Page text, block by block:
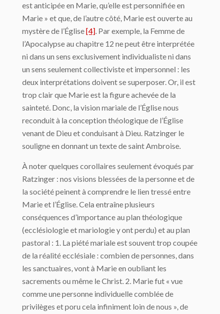
est anticipée en Marie, qu’elle est personnifiée en
Marie » et que, de l’autre côté, Marie est ouverte au
mystère de l’Église[4]. Par exemple, la Femme de
l’Apocalypse au chapitre 12 ne peut être interprétée
ni dans un sens exclusivement individualiste ni dans
un sens seulement collectiviste et impersonnel : les
deux interprétations doivent se superposer. Or, il est
trop clair que Marie est la figure achevée de la
sainteté. Donc, la vision mariale de l’Église nous
reconduit à la conception théologique de l’Église
venant de Dieu et conduisant à Dieu. Ratzinger le
souligne en donnant un texte de saint Ambroise.
À noter quelques corollaires seulement évoqués par
Ratzinger : nos visions blessées de la personne et de
la société peinent à comprendre le lien tressé entre
Marie et l’Église. Cela entraîne plusieurs
conséquences d’importance au plan théologique
(ecclésiologie et mariologie y ont perdu) et au plan
pastoral : 1. La piété mariale est souvent trop coupée
de la réalité ecclésiale : combien de personnes, dans
les sanctuaires, vont à Marie en oubliant les
sacrements ou même le Christ. 2. Marie fut « vue
comme une personne individuelle comblée de
privilèges et poru cela infiniment loin de nous », de